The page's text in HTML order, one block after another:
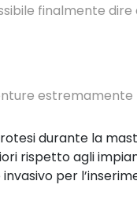
finalmente dire
estremamente
durante la
rispetto agli
per